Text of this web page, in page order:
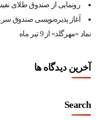
رونمایی از صندوق طلای
آغاز پذیره‌نویسی صندوق
نماد «مهرگلد» از 9 تیر ماه
آخرین دیدگاه ها
Search